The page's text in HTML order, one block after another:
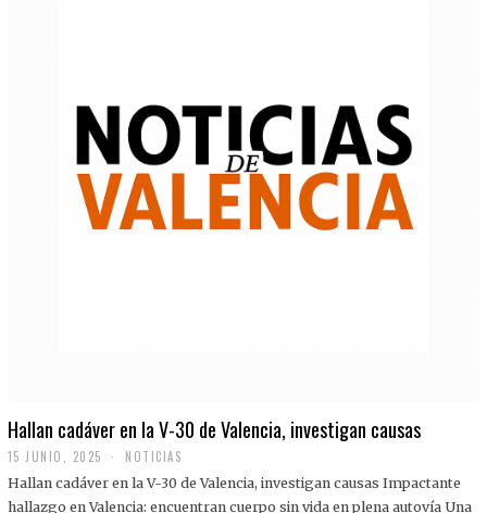
Hallan cadáver en la V-30 de Valencia, investigan causas
15 JUNIO, 2025 NOTICIAS
Hallan cadáver en la V-30 de Valencia, investigan causas Impactante
hallazgo en Valencia: encuentran cuerpo sin vida en plena autovía Una